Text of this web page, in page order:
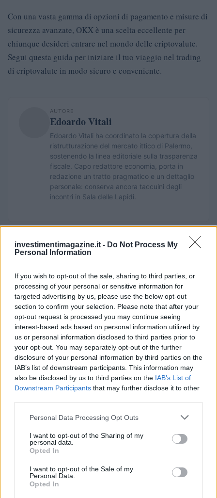
investimentimagazine.it - Do Not Process My
Personal Information
If you wish to opt-out of the sale, sharing to third parties, or
processing of your personal or sensitive information for
targeted advertising by us, please use the below opt-out
section to confirm your selection. Please note that after your
opt-out request is processed you may continue seeing
interest-based ads based on personal information utilized by
us or personal information disclosed to third parties prior to
your opt-out. You may separately opt-out of the further
disclosure of your personal information by third parties on the
IAB’s list of downstream participants. This information may
also be disclosed by us to third parties on the IAB’s List of
Downstream Participants that may further disclose it to other
Please note that this website/app uses one or more Google
not limited to your visit or usage behaviour. You may click to
grant or deny consent to Google and its third-party tags to
use your data for below specified purposes in below Google
consent section.
Personal Data Processing Opt Outs
I want to opt-out of the Sharing of my
personal data.
Opted In
I want to opt-out of the Sale of my
Personal Data.
Opted In
Con una vasta gamma di opzioni di pagamento e misure di
sicurezza avanzate, OKX è una scelta eccellente per
chiunque desideri entrare nel mondo delle criptovalute.
Segui questa guida per iniziare il tuo viaggio nel trading
di criptovalute in modo sicuro e conveniente.
AUTORE
Edoardo Vitali
Edoardo Vitali ha coordinato la copertura della
ristrutturazione del mercato ittico di Palermo,
sostenendo la linea editoriale sulla trasparenza
fiscale. Capo redattore economia, porta in
redazione un tratto pragmatico e un dettaglio
personale: conserva ancora taccuini degli
incontri in Sala delle Lapidi.
Continua a leggere
CRIPTOVALUTE